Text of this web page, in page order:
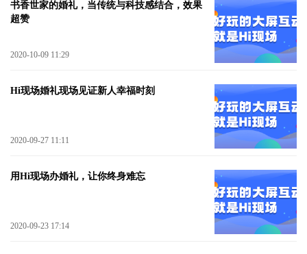
书香世家的婚礼，当传统与科技感结合，效果
超赞
2020-10-09 11:29
Hi现场婚礼现场见证新人幸福时刻
2020-09-27 11:11
用Hi现场办婚礼，让你终身难忘
2020-09-23 17:14